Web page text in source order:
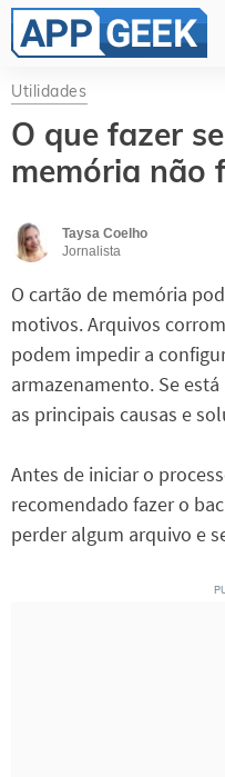
Utilidades
O que fazer
memória não
Taysa Coelho
Jornalista
O cartão de memória
motivos. Arquivos
podem impedir a
armazenamento. Se
as principais causas e
Antes de iniciar o
recomendado fazer o
perder algum arquivo e